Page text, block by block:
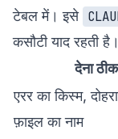
टेबल में। इसे
कसौटी याद रहती है।
देना ठीक
एरर का किस्म,
फ़ाइल का नाम